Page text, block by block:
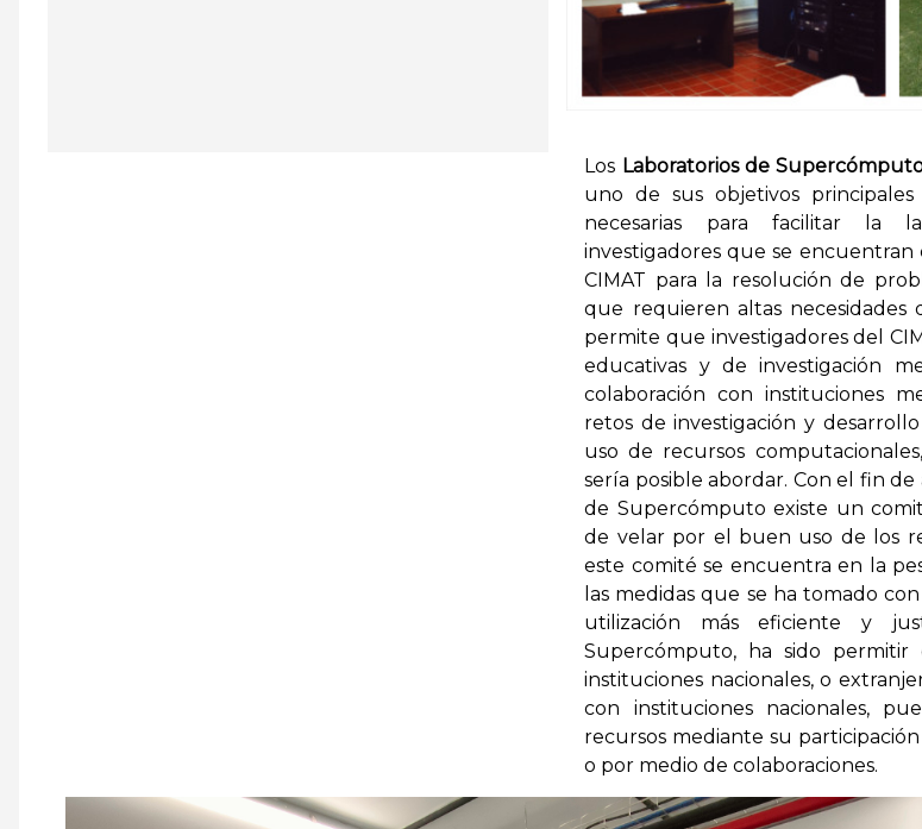
Los Laboratorios de
uno de sus objetivos
necesarias para facilitar la
investigadores que se encuentran
CIMAT para la resolución de
que requieren altas necesidades
permite que investigadores del
educativas y de investigación
colaboración con instituciones
retos de investigación y
uso de recursos
sería posible abordar. Con el fin
de Supercómputo existe un
de velar por el buen uso de los
este comité se encuentra en la
las medidas que se ha tomado
utilización más eficiente y
Supercómputo, ha sido
instituciones nacionales, o
con instituciones nacionales,
recursos mediante su
o por medio de colaboraciones.